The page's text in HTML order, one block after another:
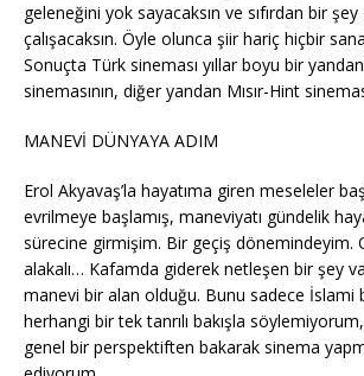
geleneğini yok sayacaksın ve sıfırdan bir
çalışacaksın. Öyle olunca şiir hariç hiçbir
Sonuçta Türk sineması yıllar boyu bir
sinemasının, diğer yandan Mısır-Hint
MANEVİ DÜNYAYA ADIM
Erol Akyavaş’la hayatıma giren meseleler
evrilmeye başlamış, maneviyatı gündelik
sürecine girmişim. Bir geçiş dönemindeyim.
alakalı… Kafamda giderek netleşen bir şey
manevi bir alan olduğu. Bunu sadece İslami
herhangi bir tek tanrılı bakışla
genel bir perspektiften bakarak sinema